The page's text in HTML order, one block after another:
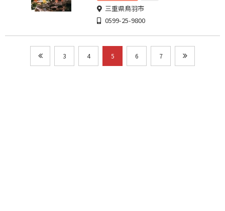
三重県鳥羽市
0599-25-9800
3 4 5 6 7